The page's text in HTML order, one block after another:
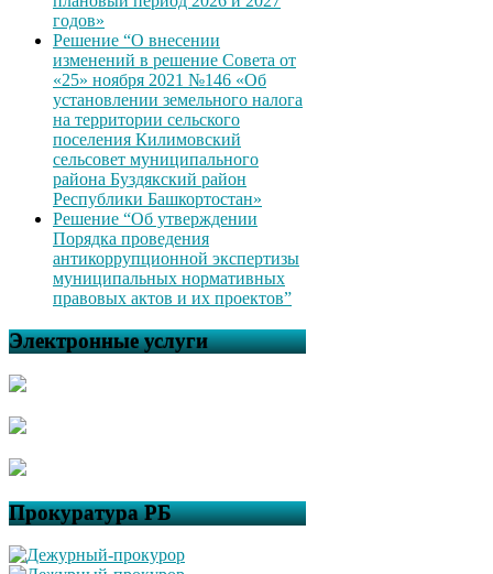
годов»
Решение “О внесении
изменений в решение Совета от
«25» ноября 2021 №146 «Об
установлении земельного налога
на территории сельского
поселения Килимовский
сельсовет муниципального
района Буздякский район
Республики Башкортостан»
Решение “Об утверждении
Порядка проведения
антикоррупционной экспертизы
муниципальных нормативных
правовых актов и их проектов”
Электронные услуги
Прокуратура РБ